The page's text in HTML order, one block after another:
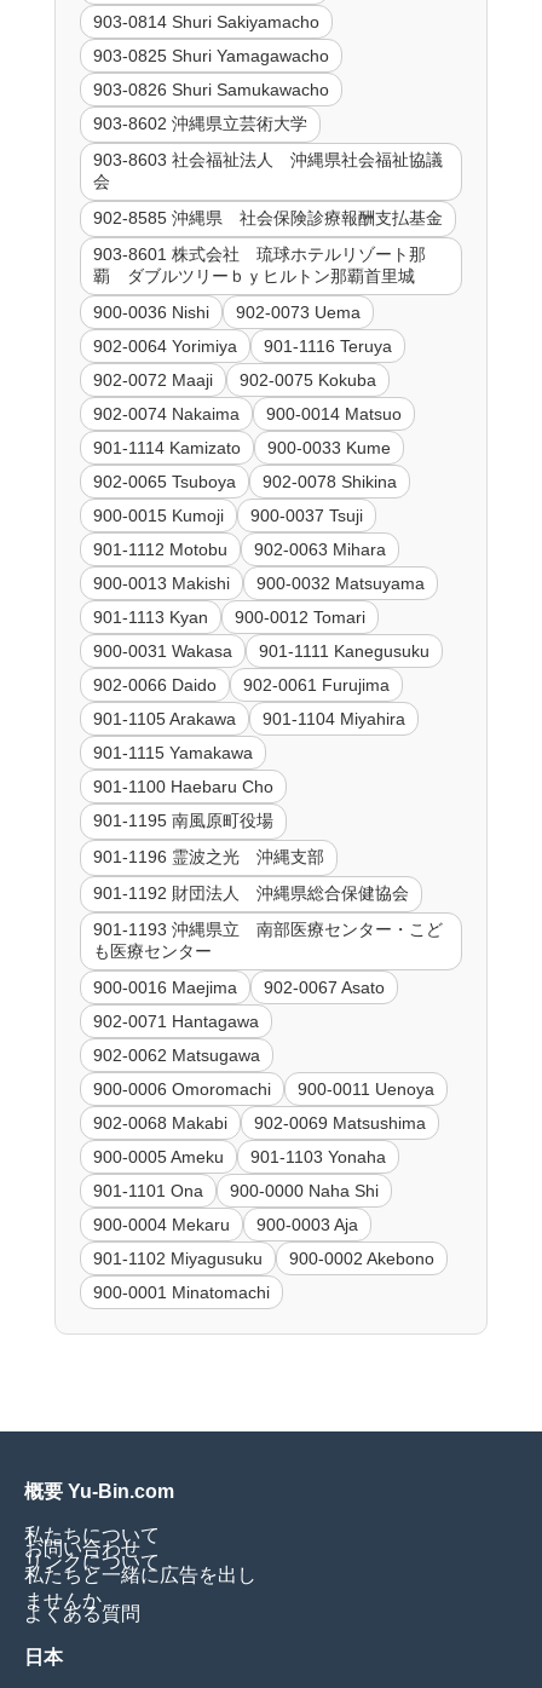
903-0814 Shuri Sakiyamacho
903-0825 Shuri Yamagawacho
903-0826 Shuri Samukawacho
903-8602 沖縄県立芸術大学
903-8603 社会福祉法人 沖縄県社会福祉協議
会
902-8585 沖縄県 社会保険診療報酬支払基金
903-8601 株式会社 琉球ホテルリゾート那
覇 ダブルツリーｂｙヒルトン那覇首里城
900-0036 Nishi
902-0073 Uema
902-0064 Yorimiya
901-1116 Teruya
902-0072 Maaji
902-0075 Kokuba
902-0074 Nakaima
900-0014 Matsuo
901-1114 Kamizato
900-0033 Kume
902-0065 Tsuboya
902-0078 Shikina
900-0015 Kumoji
900-0037 Tsuji
901-1112 Motobu
902-0063 Mihara
900-0013 Makishi
900-0032 Matsuyama
901-1113 Kyan
900-0012 Tomari
900-0031 Wakasa
901-1111 Kanegusuku
902-0066 Daido
902-0061 Furujima
901-1105 Arakawa
901-1104 Miyahira
901-1115 Yamakawa
901-1100 Haebaru Cho
901-1195 南風原町役場
901-1196 霊波之光 沖縄支部
901-1192 財団法人 沖縄県総合保健協会
901-1193 沖縄県立 南部医療センター・こど
も医療センター
900-0016 Maejima
902-0067 Asato
902-0071 Hantagawa
902-0062 Matsugawa
900-0006 Omoromachi
900-0011 Uenoya
902-0068 Makabi
902-0069 Matsushima
900-0005 Ameku
901-1103 Yonaha
901-1101 Ona
900-0000 Naha Shi
900-0004 Mekaru
900-0003 Aja
901-1102 Miyagusuku
900-0002 Akebono
900-0001 Minatomachi
概要 Yu-Bin.com
私たちについて
お問い合わせ
リンクについて
私たちと一緒に広告を出し
ませんか
よくある質問
日本